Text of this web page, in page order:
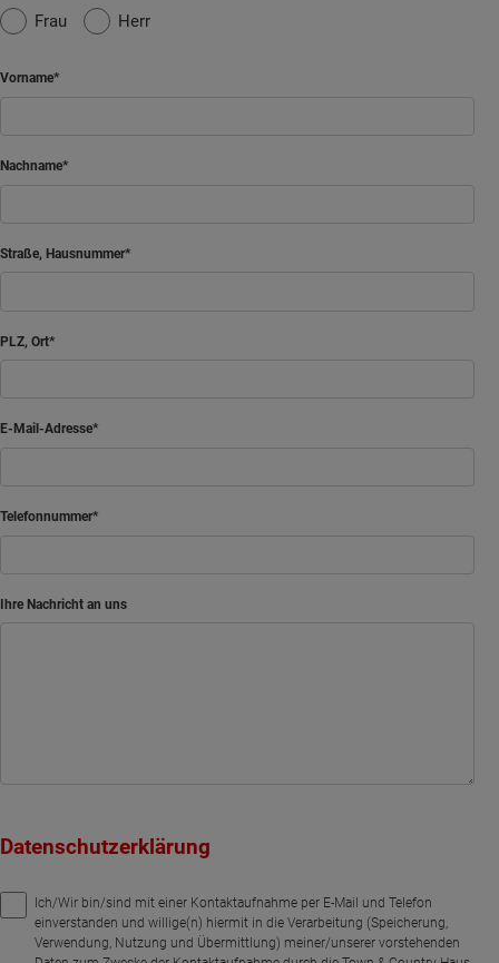
Frau Herr
Vorname
Nachname
Straße, Hausnummer
PLZ, Ort
E-Mail-Adresse
Telefonnummer
Ihre Nachricht an uns
Datenschutzerklärung
Ich/Wir bin/sind mit einer Kontaktaufnahme per E-Mail und Telefon
einverstanden und willige(n) hiermit in die Verarbeitung (Speicherung,
Verwendung, Nutzung und Übermittlung) meiner/unserer vorstehenden